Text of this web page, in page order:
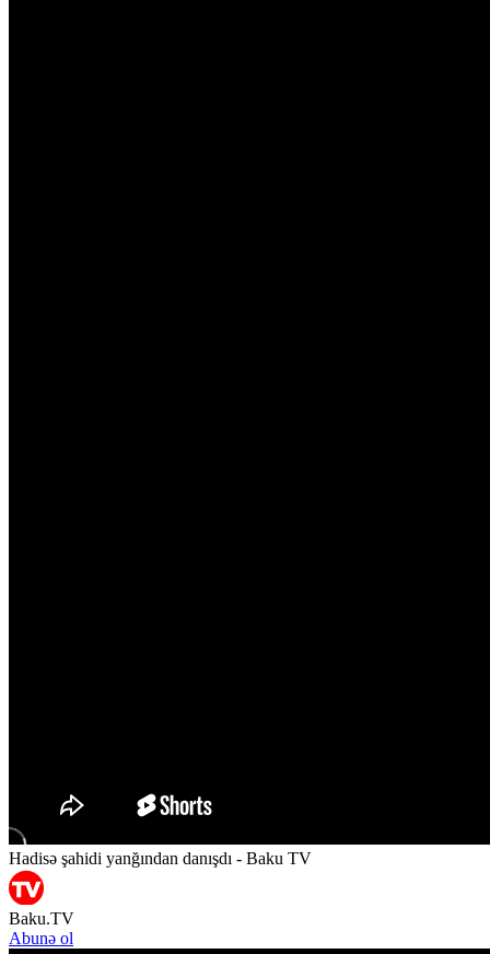
Hadisə şahidi yanğından danışdı - Baku TV
Baku.TV
Abunə ol